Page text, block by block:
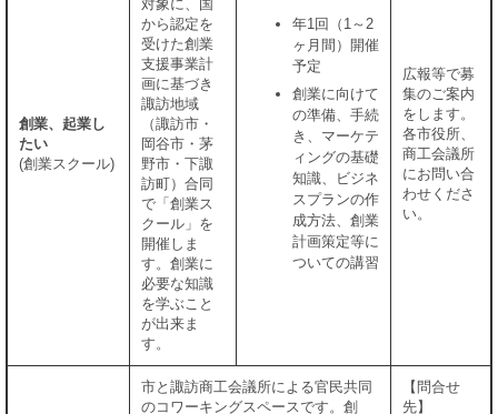
創業、起業し
たい
(創業スクール)
対象に、国
から認定を
受けた創業
支援事業計
画に基づき
諏訪地域
（諏訪市・
岡谷市・茅
野市・下諏
訪町）合同
で「創業ス
クール」を
開催しま
す。創業に
必要な知識
を学ぶこと
が出来ま
す。
年1回（1～2
ヶ月間）開催
予定
創業に向けて
の準備、手続
き、マーケテ
ィングの基礎
知識、ビジネ
スプランの作
成方法、創業
計画策定等に
ついての講習
広報等で募
集のご案内
をします。
各市役所、
商工会議所
にお問い合
わせくださ
い。
市と諏訪商工会議所による官民共同
のコワーキングスペースです。創
【問合せ
先】